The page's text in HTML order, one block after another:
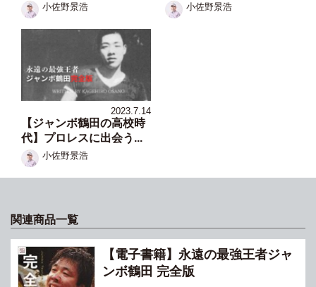
小佐野景浩 小佐野景浩
2023.7.14
【ジャンボ鶴田の高校時
代】プロレスに出会う...
小佐野景浩
関連商品一覧
【電子書籍】永遠の最強王者ジャ
ンボ鶴田 完全版